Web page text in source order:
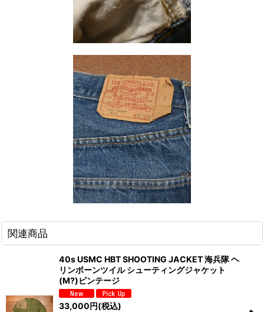
関連商品
40s USMC HBT SHOOTING JACKET 海兵隊 ヘ
リンボーンツイル シューティングジャケット
(M?)ビンテージ
33,000円(税込)